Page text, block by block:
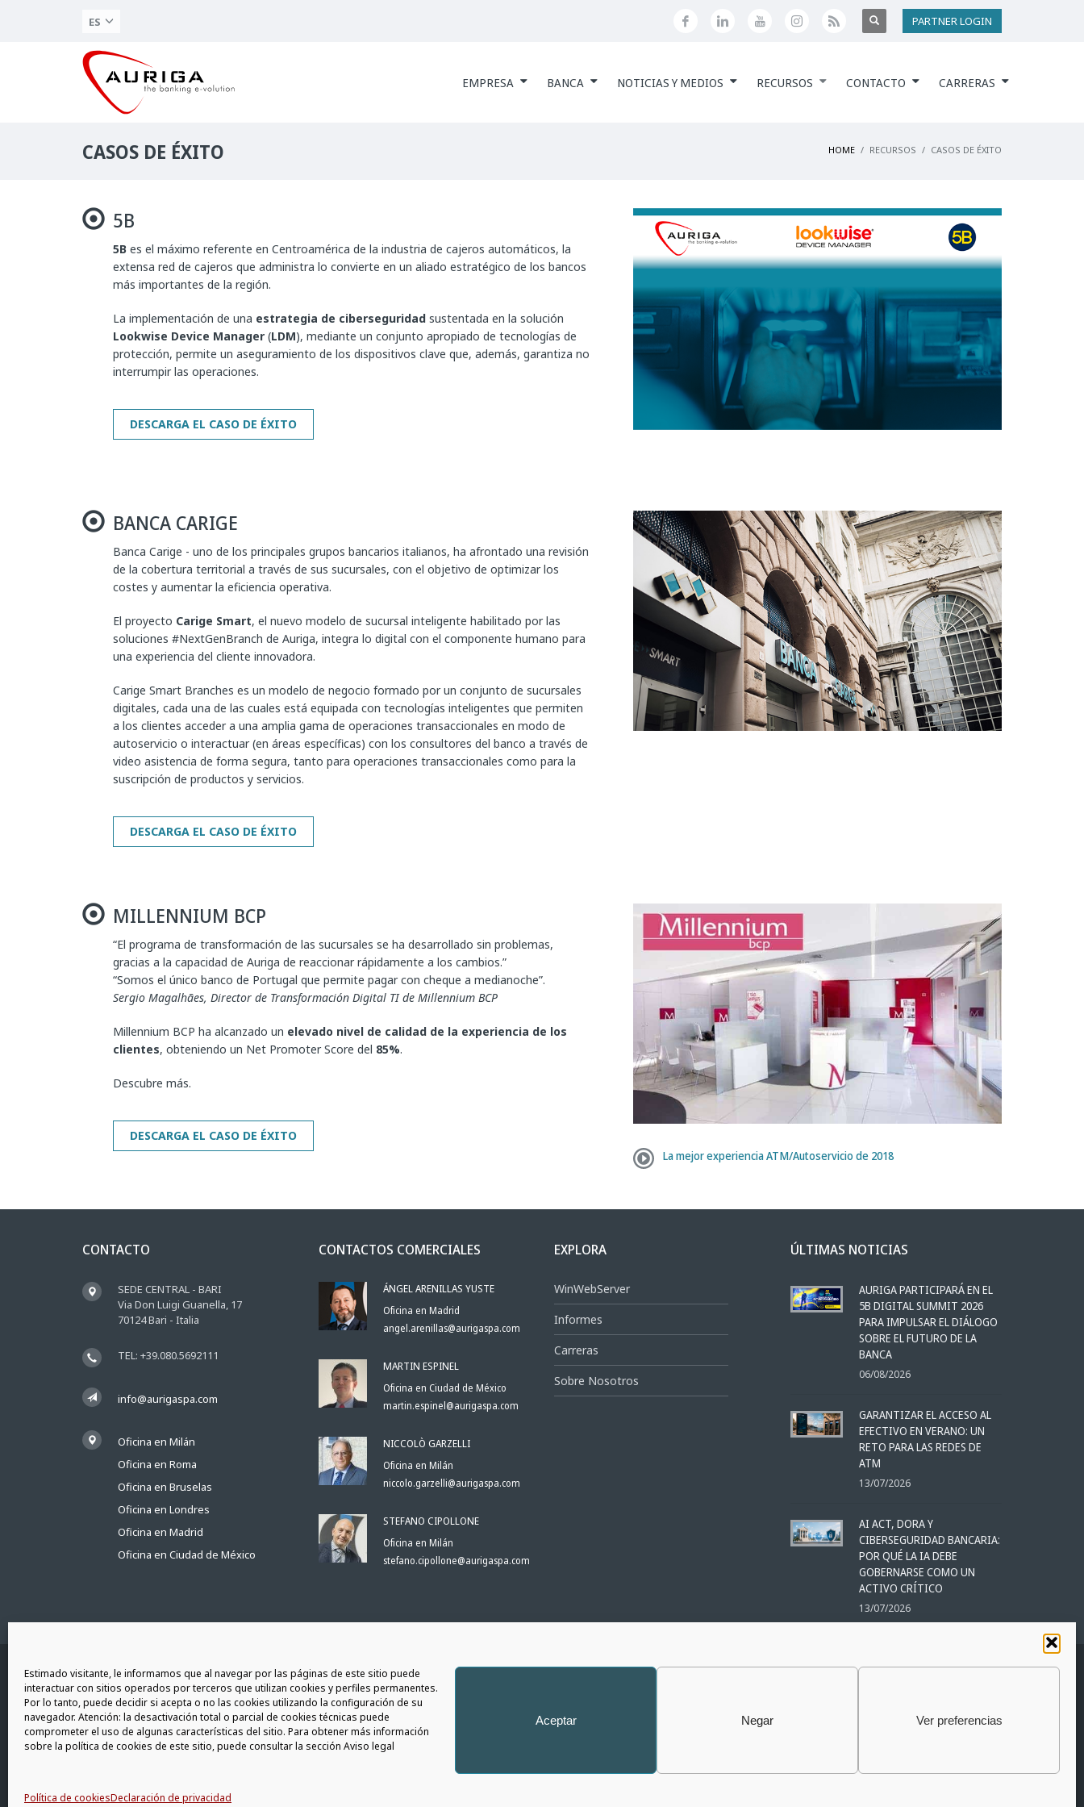
Estimado visitante, le informamos que al navegar por las páginas de este sitio puede
interactuar con sitios operados por terceros que utilizan cookies y perfiles permanentes.
Por lo tanto, puede decidir si acepta o no las cookies utilizando la configuración de su
navegador. Atención: la desactivación total o parcial de cookies técnicas puede
comprometer el uso de algunas características del sitio. Para obtener más información
sobre la política de cookies de este sitio, puede consultar la sección Aviso legal
Aceptar Negar Ver preferencias
Política de cookiesDeclaración de privacidad
ES PARTNER LOGIN
EMPRESA BANCA NOTICIAS Y MEDIOS RECURSOS CONTACTO CARRERAS
CASOS DE ÉXITO HOME RECURSOS CASOS DE ÉXITO
5B
5B es el máximo referente en Centroamérica de la industria de cajeros automáticos, la
extensa red de cajeros que administra lo convierte en un aliado estratégico de los bancos
más importantes de la región.
La implementación de una estrategia de ciberseguridad sustentada en la solución
Lookwise Device Manager (LDM), mediante un conjunto apropiado de tecnologías de
protección, permite un aseguramiento de los dispositivos clave que, además, garantiza no
interrumpir las operaciones.
BANCA CARIGE
Banca Carige - uno de los principales grupos bancarios italianos, ha afrontado una revisión
de la cobertura territorial a través de sus sucursales, con el objetivo de optimizar los
costes y aumentar la eficiencia operativa.
El proyecto Carige Smart, el nuevo modelo de sucursal inteligente habilitado por las
soluciones #NextGenBranch de Auriga, integra lo digital con el componente humano para
una experiencia del cliente innovadora.
Carige Smart Branches es un modelo de negocio formado por un conjunto de sucursales
digitales, cada una de las cuales está equipada con tecnologías inteligentes que permiten
a los clientes acceder a una amplia gama de operaciones transaccionales en modo de
autoservicio o interactuar (en áreas específicas) con los consultores del banco a través de
video asistencia de forma segura, tanto para operaciones transaccionales como para la
suscripción de productos y servicios.
MILLENNIUM BCP
“El programa de transformación de las sucursales se ha desarrollado sin problemas,
gracias a la capacidad de Auriga de reaccionar rápidamente a los cambios.”
“Somos el único banco de Portugal que permite pagar con cheque a medianoche”.
Sergio Magalhães, Director de Transformación Digital TI de Millennium BCP
Millennium BCP ha alcanzado un elevado nivel de calidad de la experiencia de los
clientes, obteniendo un Net Promoter Score del 85%.
Descubre más.
La mejor experiencia ATM/Autoservicio de 2018
CONTACTO
SEDE CENTRAL - BARI
Via Don Luigi Guanella, 17
70124 Bari - Italia
TEL: +39.080.5692111
info@aurigaspa.com
Oficina en Milán
Oficina en Roma
Oficina en Bruselas
Oficina en Londres
Oficina en Madrid
Oficina en Ciudad de México
CONTACTOS COMERCIALES
ÁNGEL ARENILLAS YUSTE
Oficina en Madrid
angel.arenillas@aurigaspa.com
MARTIN ESPINEL
Oficina en Ciudad de México
martin.espinel@aurigaspa.com
NICCOLÒ GARZELLI
Oficina en Milán
niccolo.garzelli@aurigaspa.com
STEFANO CIPOLLONE
Oficina en Milán
stefano.cipollone@aurigaspa.com
EXPLORA
WinWebServer
Informes
Carreras
Sobre Nosotros
ÚLTIMAS NOTICIAS
AURIGA PARTICIPARÁ EN EL
5B DIGITAL SUMMIT 2026
PARA IMPULSAR EL DIÁLOGO
SOBRE EL FUTURO DE LA
BANCA
06/08/2026
GARANTIZAR EL ACCESO AL
EFECTIVO EN VERANO: UN
RETO PARA LAS REDES DE
ATM
13/07/2026
AI ACT, DORA Y
CIBERSEGURIDAD BANCARIA:
POR QUÉ LA IA DEBE
GOBERNARSE COMO UN
ACTIVO CRÍTICO
13/07/2026
Conecte con nosotros SUSCRÍBETE A LA NEWSLETTER